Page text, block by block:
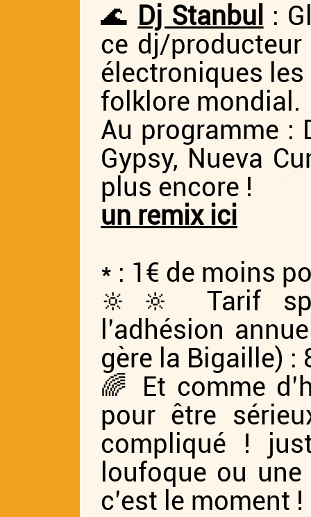
🌊 Dj Stanbul :
ce dj/
électroniques
folklore mondial.
Au programme :
Gypsy, Nueva
plus encore !
un remix ici
* : 1€ de moins
🔆🔆 Tarif
l’adhésion
gère la Bigaille) :
🌈 Et comme
pour être
compliqué !
loufoque ou
c’est le moment !